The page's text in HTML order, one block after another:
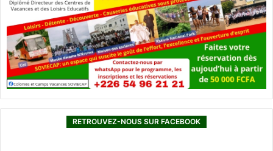
RETROUVEZ-NOUS SUR FACEBOOK